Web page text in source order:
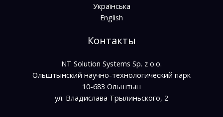
Українська
English
Контакты
NT Solution Systems Sp. z o.o.
Ольштынский научно-технологический парк
10-683 Ольштын
ул. Владислава Трылиньского, 2